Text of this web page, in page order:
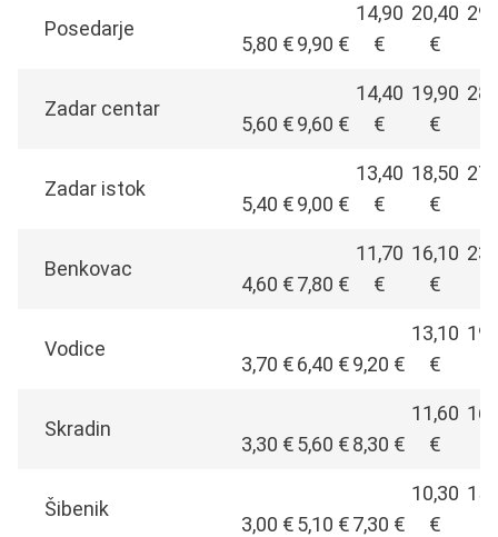
Posedarje
5,80 €9,90 €
14,90
€
20,40
€
Zadar centar
5,60 €9,60 €
14,40
€
19,90
€
Zadar istok
5,40 €9,00 €
13,40
€
18,50
€
Benkovac
4,60 €7,80 €
11,70
€
16,10
€
Vodice
3,70 €6,40 €9,20 €
13,10
€
Skradin
3,30 €5,60 €8,30 €
11,60
€
Šibenik
3,00 €5,10 €7,30 €
10,30
€